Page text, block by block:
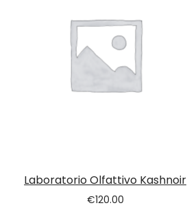
Laboratorio Olfattivo Kashnoir
€120.00